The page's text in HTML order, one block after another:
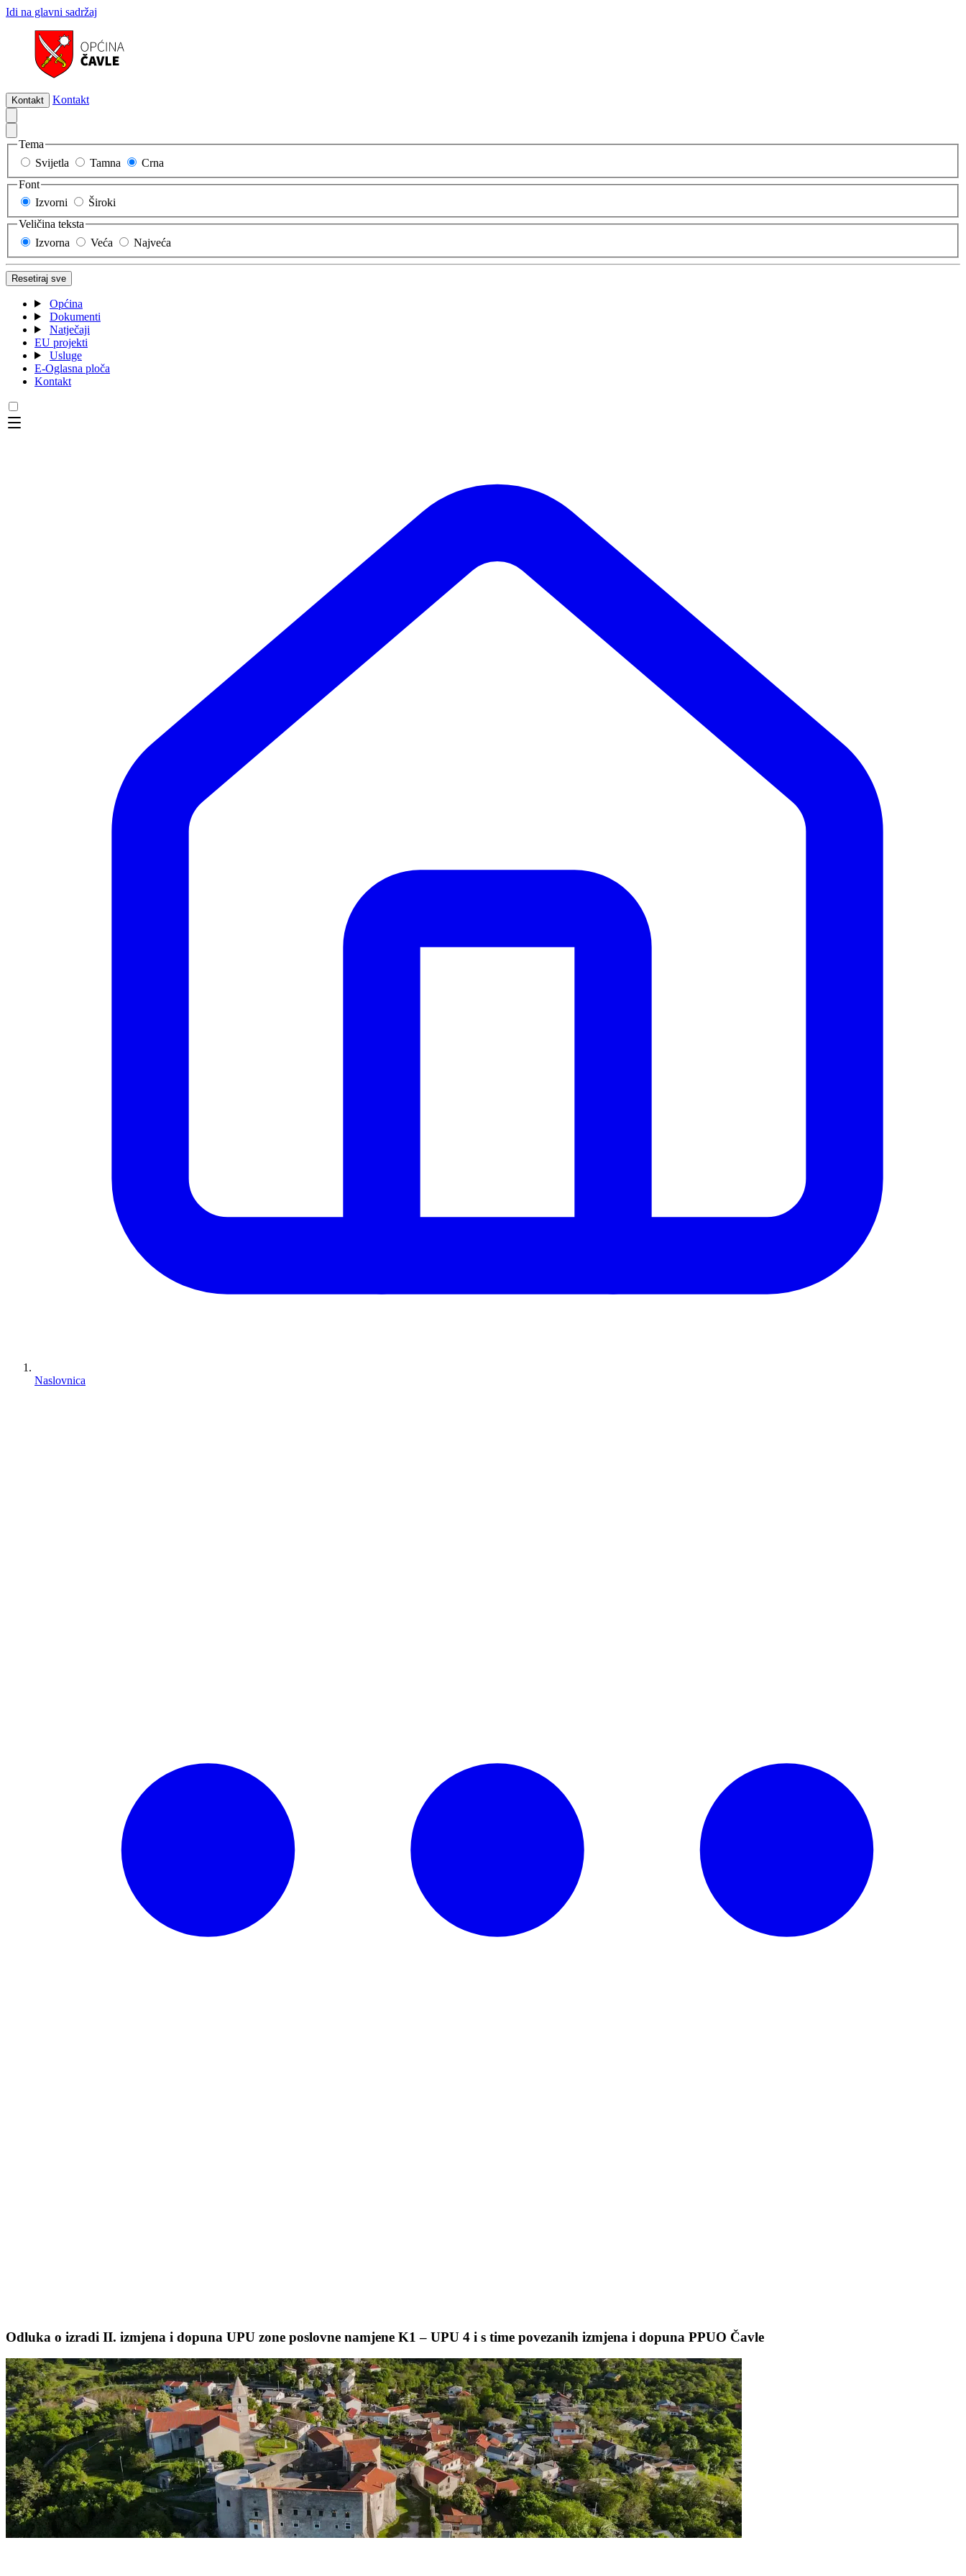
Idi na glavni sadržaj
Kontakt Kontakt
Tema
Svijetla
Tamna
Crna
Font
Izvorni
Široki
Veličina teksta
Izvorna
Veća Najveća
Resetiraj sve
Općina
Dokumenti
Natječaji
EU projekti
Usluge
E-Oglasna ploča
Kontakt
Naslovnica
Odluka o izradi II. izmjena i dopuna UPU zone poslovne namjene K1 – UPU 4 i s time povezanih izmjena i dopuna PPUO Čavle